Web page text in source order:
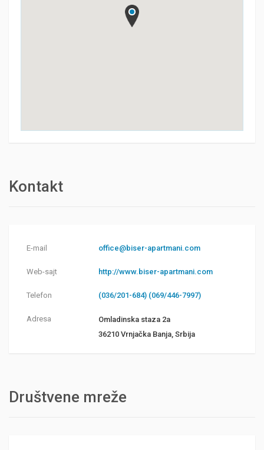
Kontakt
E-mail office@biser-apartmani.com
Web-sajt http://www.biser-apartmani.com
Telefon (036/201-684) (069/446-7997)
Adresa
Omladinska staza 2a
36210 Vrnjačka Banja, Srbija
Društvene mreže